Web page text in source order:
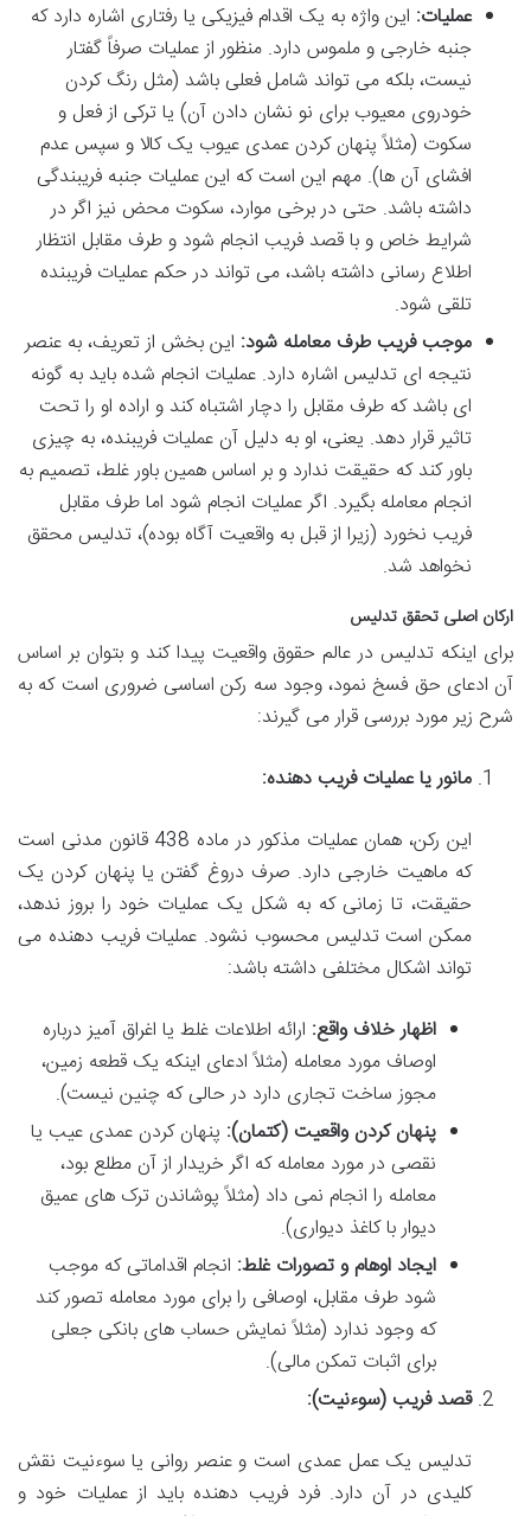
عملیات: این واژه به یک اقدام فیزیکی یا رفتاری اشاره دارد که
جنبه خارجی و ملموس دارد. منظور از عملیات صرفاً گفتار
نیست، بلکه می تواند شامل فعلی باشد (مثل رنگ کردن
خودروی معیوب برای نو نشان دادن آن) یا ترکی از فعل و
سکوت (مثلاً پنهان کردن عمدی عیوب یک کالا و سپس عدم
افشای آن ها). مهم این است که این عملیات جنبه فریبندگی
داشته باشد. حتی در برخی موارد، سکوت محض نیز اگر در
شرایط خاص و با قصد فریب انجام شود و طرف مقابل انتظار
اطلاع رسانی داشته باشد، می تواند در حکم عملیات فریبنده
تلقی شود.
موجب فریب طرف معامله شود: این بخش از تعریف، به عنصر
نتیجه ای تدلیس اشاره دارد. عملیات انجام شده باید به گونه
ای باشد که طرف مقابل را دچار اشتباه کند و اراده او را تحت
تاثیر قرار دهد. یعنی، او به دلیل آن عملیات فریبنده، به چیزی
باور کند که حقیقت ندارد و بر اساس همین باور غلط، تصمیم به
انجام معامله بگیرد. اگر عملیات انجام شود اما طرف مقابل
فریب نخورد (زیرا از قبل به واقعیت آگاه بوده)، تدلیس محقق
نخواهد شد.
ارکان اصلی تحقق تدلیس
برای اینکه تدلیس در عالم حقوق واقعیت پیدا کند و بتوان بر اساس
آن ادعای حق فسخ نمود، وجود سه رکن اساسی ضروری است که به
شرح زیر مورد بررسی قرار می گیرند:
مانور یا عملیات فریب دهنده:
این رکن، همان عملیات مذکور در ماده 438 قانون مدنی است
که ماهیت خارجی دارد. صرف دروغ گفتن یا پنهان کردن یک
حقیقت، تا زمانی که به شکل یک عملیات خود را بروز ندهد،
ممکن است تدلیس محسوب نشود. عملیات فریب دهنده می
تواند اشکال مختلفی داشته باشد:
اظهار خلاف واقع: ارائه اطلاعات غلط یا اغراق آمیز درباره
اوصاف مورد معامله (مثلاً ادعای اینکه یک قطعه زمین،
مجوز ساخت تجاری دارد در حالی که چنین نیست).
پنهان کردن واقعیت (کتمان): پنهان کردن عمدی عیب یا
نقصی در مورد معامله که اگر خریدار از آن مطلع بود،
معامله را انجام نمی داد (مثلاً پوشاندن ترک های عمیق
دیوار با کاغذ دیواری).
ایجاد اوهام و تصورات غلط: انجام اقداماتی که موجب
شود طرف مقابل، اوصافی را برای مورد معامله تصور کند
که وجود ندارد (مثلاً نمایش حساب های بانکی جعلی
برای اثبات تمکن مالی).
قصد فریب (سوءنیت):
تدلیس یک عمل عمدی است و عنصر روانی یا سوءنیت نقش
کلیدی در آن دارد. فرد فریب دهنده باید از عملیات خود و